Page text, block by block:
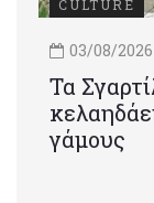
CULTURE
03/08/2026
Τα
γάμους